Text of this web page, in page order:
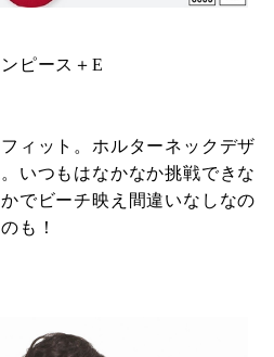
ピース＋E
ィット。ホルターネックデザ
いつもはなかなか挑戦できな
でビーチ映え間違いなしなの
も！